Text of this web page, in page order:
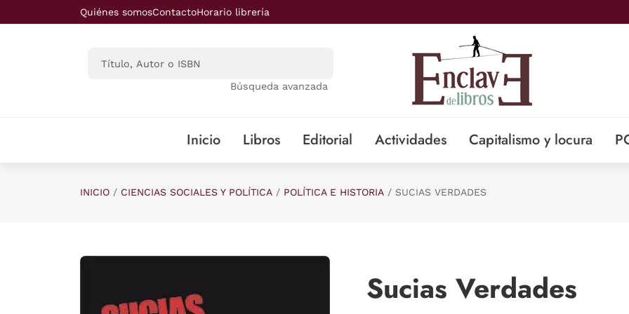
Saltar al contenido principal
Quiénes somosContactoHorario librería
Búsqueda avanzada
Inicio Libros Editorial Actividades Capitalismo y locura
INICIO CIENCIAS SOCIALES Y POLÍTICA POLÍTICA E HISTORIA SUCIAS VERDADES
Sucias Verdades